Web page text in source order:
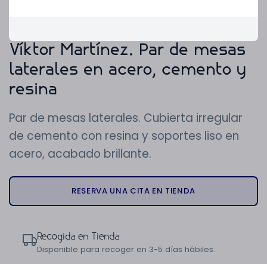
Víktor Martínez. Par de mesas
laterales en acero, cemento y
resina
Par de mesas laterales. Cubierta irregular
de cemento con resina y soportes liso en
acero, acabado brillante.
RESERVA UNA CITA EN TIENDA
Recogida en Tienda
Disponible para recoger en 3-5 días hábiles.